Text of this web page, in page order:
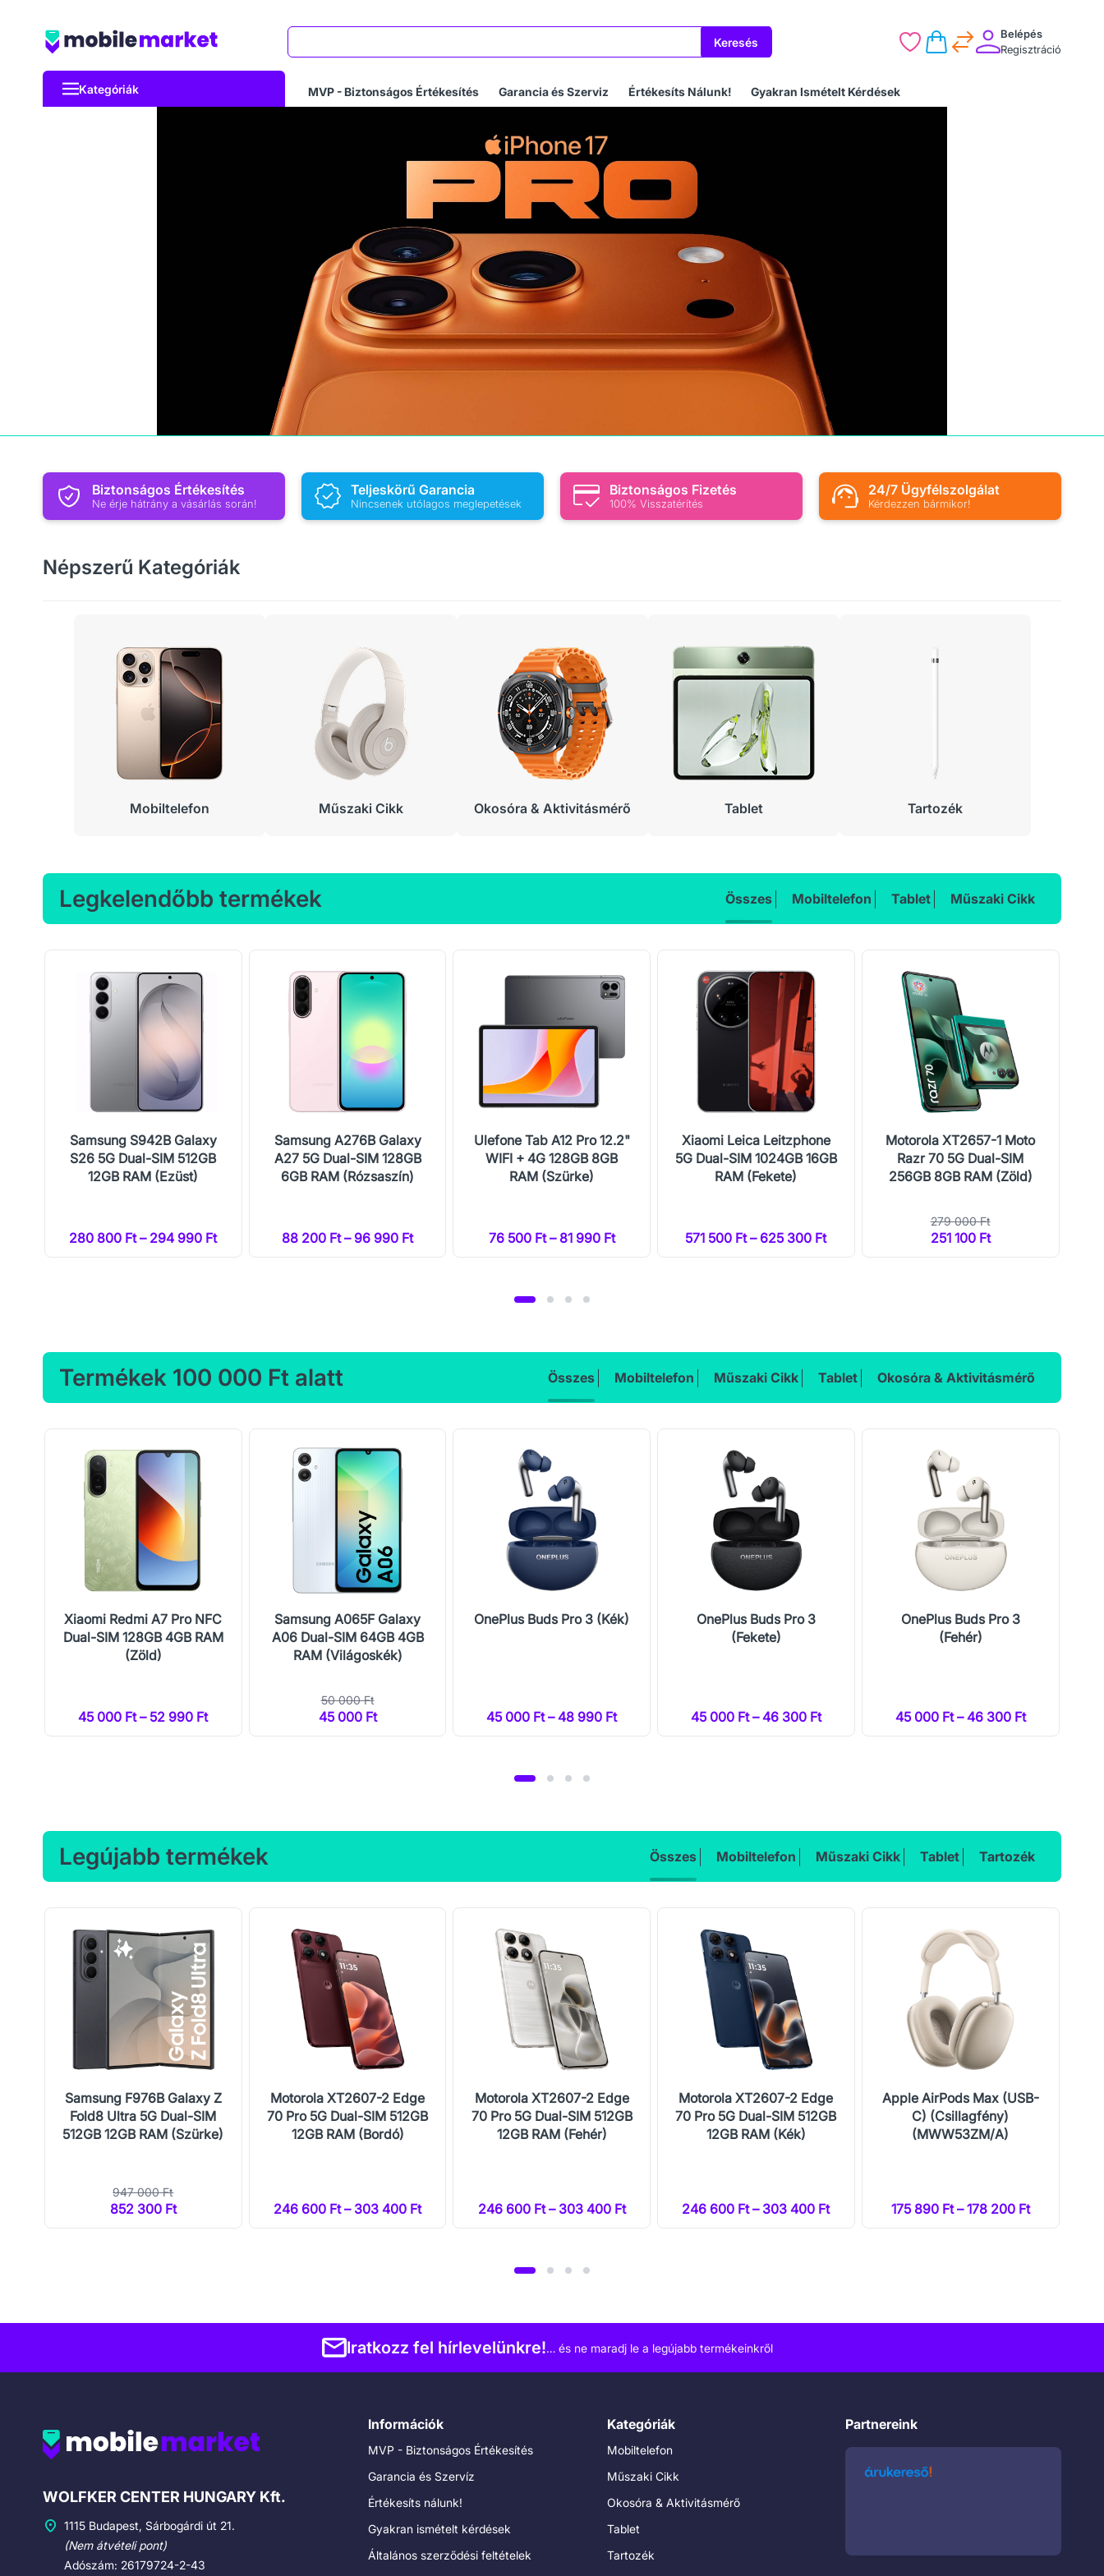
Keresés
Belépés
Regisztráció
Kategóriák MVP - Biztonságos Értékesítés Garancia és Szerviz Értékesíts Nálunk! Gyakran Ismételt Kérdések
Biztonságos Értékesítés
Ne érje hátrány a vásárlás során!
Teljeskörű Garancia
Nincsenek utólagos meglepetések
Biztonságos Fizetés
100% Visszatérítés
24/7 Ügyfélszolgálat
Kérdezzen bármikor!
Népszerű Kategóriák
Mobiltelefon Műszaki Cikk Okosóra & Aktivitásmérő Tablet Tartozék
Legkelendőbb termékek Összes Mobiltelefon Tablet Műszaki Cikk
Samsung S942B Galaxy
S26 5G Dual-SIM 512GB
12GB RAM (Ezüst)
280 800 Ft – 294 990 Ft
Samsung A276B Galaxy
A27 5G Dual-SIM 128GB
6GB RAM (Rózsaszín)
88 200 Ft – 96 990 Ft
Ulefone Tab A12 Pro 12.2"
WIFI + 4G 128GB 8GB
RAM (Szürke)
76 500 Ft – 81 990 Ft
Xiaomi Leica Leitzphone
5G Dual-SIM 1024GB 16GB
RAM (Fekete)
571 500 Ft – 625 300 Ft
Motorola XT2657-1 Moto
Razr 70 5G Dual-SIM
256GB 8GB RAM (Zöld)
279 000 Ft
251 100 Ft
Termékek 100 000 Ft alatt Összes Mobiltelefon Műszaki Cikk Tablet Okosóra & Aktivitásmérő
Xiaomi Redmi A7 Pro NFC
Dual-SIM 128GB 4GB RAM
(Zöld)
45 000 Ft – 52 990 Ft
Samsung A065F Galaxy
A06 Dual-SIM 64GB 4GB
RAM (Világoskék)
50 000 Ft
45 000 Ft
OnePlus Buds Pro 3 (Kék)
45 000 Ft – 48 990 Ft
OnePlus Buds Pro 3
(Fekete)
45 000 Ft – 46 300 Ft
OnePlus Buds Pro 3
(Fehér)
45 000 Ft – 46 300 Ft
Legújabb termékek Összes Mobiltelefon Műszaki Cikk Tablet Tartozék
Samsung F976B Galaxy Z
Fold8 Ultra 5G Dual-SIM
512GB 12GB RAM (Szürke)
947 000 Ft
852 300 Ft
Motorola XT2607-2 Edge
70 Pro 5G Dual-SIM 512GB
12GB RAM (Bordó)
246 600 Ft – 303 400 Ft
Motorola XT2607-2 Edge
70 Pro 5G Dual-SIM 512GB
12GB RAM (Fehér)
246 600 Ft – 303 400 Ft
Motorola XT2607-2 Edge
70 Pro 5G Dual-SIM 512GB
12GB RAM (Kék)
246 600 Ft – 303 400 Ft
Apple AirPods Max (USB-
C) (Csillagfény)
(MWW53ZM/A)
175 890 Ft – 178 200 Ft
Iratkozz fel hírlevelünkre!… és ne maradj le a legújabb termékeinkről
Cégadatok
WOLFKER CENTER HUNGARY Kft.
1115 Budapest, Sárbogárdi út 21.
(Nem átvételi pont)
Adószám: 26179724-2-43
Információk
MVP - Biztonságos Értékesítés
Garancia és Szervíz
Értékesíts nálunk!
Gyakran ismételt kérdések
Általános szerződési feltételek
Kategóriák
Mobiltelefon
Műszaki Cikk
Okosóra & Aktivitásmérő
Tablet
Tartozék
Partnereink